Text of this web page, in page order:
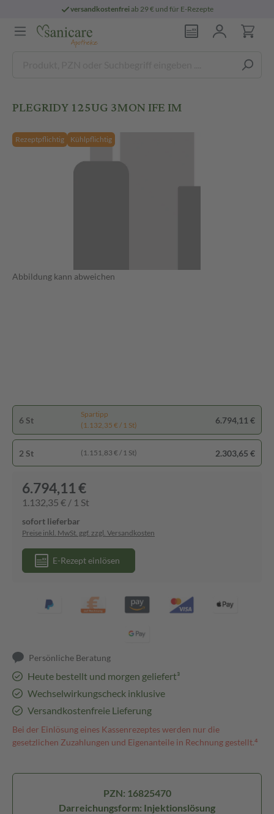
versandkostenfreiab 29 € und für E-Rezepte
PLEGRIDY 125UG 3MON IFE IM
Rezeptpflichtig Kühlpflichtig
Abbildung kann abweichen
6 St
Spartipp
(1.132,35 € / 1 St)
6.794,11 €
2 St (1.151,83 € / 1 St) 2.303,65 €
6.794,11 €
1.132,35 € / 1 St
sofort lieferbar
Preise inkl. MwSt. ggf. zzgl. Versandkosten
E-Rezept einlösen
Persönliche Beratung
Heute bestellt und morgen geliefert³
Wechselwirkungscheck inklusive
Versandkostenfreie Lieferung
Bei der Einlösung eines Kassenrezeptes werden nur die
gesetzlichen Zuzahlungen und Eigenanteile in Rechnung gestellt.⁴
PZN: 16825470
Darreichungsform: Injektionslösung